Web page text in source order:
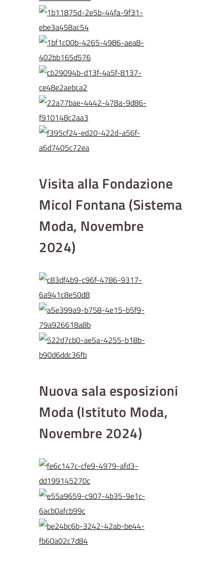
Visita alla Fondazione
Micol Fontana (Sistema
Moda, Novembre
2024)
Nuova sala esposizioni
Moda (Istituto Moda,
Novembre 2024)